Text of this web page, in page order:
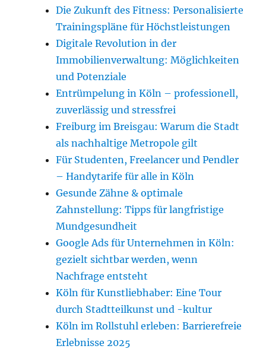
Die Zukunft des Fitness: Personalisierte
Trainingspläne für Höchstleistungen
Digitale Revolution in der
Immobilienverwaltung: Möglichkeiten
und Potenziale
Entrümpelung in Köln – professionell,
zuverlässig und stressfrei
Freiburg im Breisgau: Warum die Stadt
als nachhaltige Metropole gilt
Für Studenten, Freelancer und Pendler
– Handytarife für alle in Köln
Gesunde Zähne & optimale
Zahnstellung: Tipps für langfristige
Mundgesundheit
Google Ads für Unternehmen in Köln:
gezielt sichtbar werden, wenn
Nachfrage entsteht
Köln für Kunstliebhaber: Eine Tour
durch Stadtteilkunst und -kultur
Köln im Rollstuhl erleben: Barrierefreie
Erlebnisse 2025